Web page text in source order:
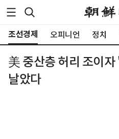
조선경제 오피니언 정치
美 중산층 허리 조이
날았다